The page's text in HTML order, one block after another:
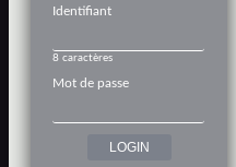
Identifiant
8 caractères
Mot de passe